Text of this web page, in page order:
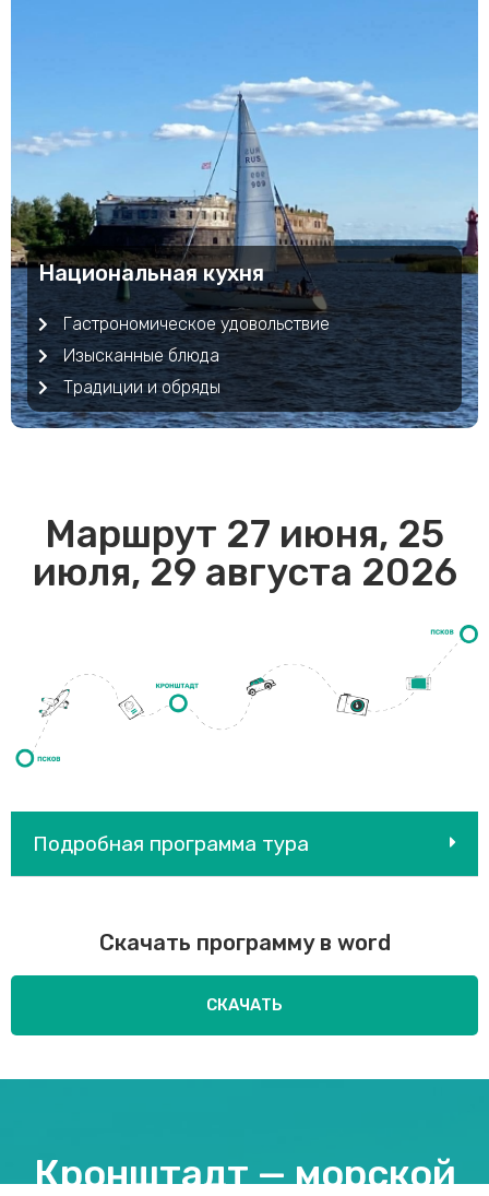
Национальная кухня
Гастрономическое удовольствие
Изысканные блюда
Традиции и обряды
Маршрут 27 июня, 25
июля, 29 августа 2026
Подробная программа тура
Скачать программу в word
СКАЧАТЬ
Кронштадт — морской